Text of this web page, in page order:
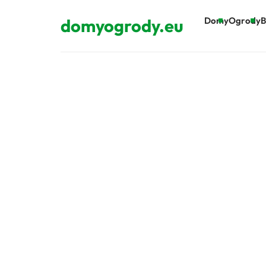
domyogrody.eu DomyOgrody